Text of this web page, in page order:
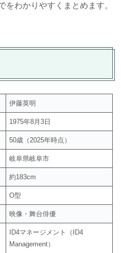
をわかりやすくまとめます。
伊藤英明
1975年8月3日
50歳（2025年時点）
岐阜県岐阜市
約183cm
O型
映像・舞台俳優
ID4マネージメント（ID4
Management）